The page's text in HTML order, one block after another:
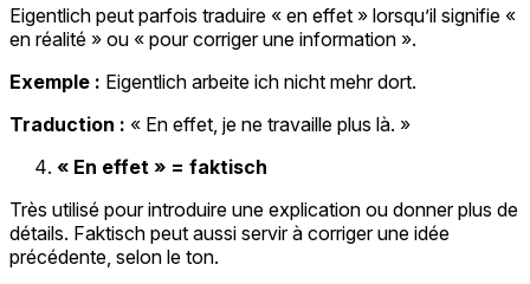
Eigentlich peut parfois traduire « en effet » lorsqu’il signifie «
en réalité » ou « pour corriger une information ».
Exemple : Eigentlich arbeite ich nicht mehr dort.
Traduction : « En effet, je ne travaille plus là. »
« En effet » = faktisch
Très utilisé pour introduire une explication ou donner plus de
détails. Faktisch peut aussi servir à corriger une idée
précédente, selon le ton.